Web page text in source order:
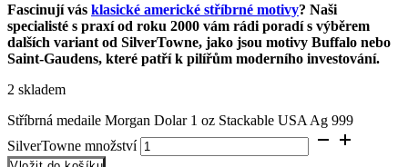
Fascinují vás klasické americké stříbrné motivy? Naši
specialisté s praxí od roku 2000 vám rádi poradí s výběrem
dalších variant od SilverTowne, jako jsou motivy Buffalo nebo
Saint-Gaudens, které patří k pilířům moderního investování.
2 skladem
Stříbrná medaile Morgan Dolar 1 oz Stackable USA Ag 999
SilverTowne množství